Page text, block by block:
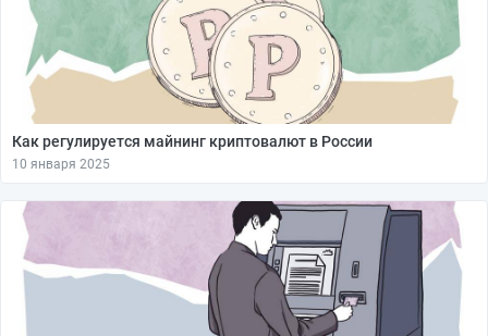
Как регулируется майнинг криптовалют в России
10 января 2025